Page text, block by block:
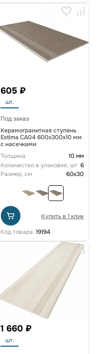
605 ₽
шт.
Под заказ
Керамогранитная ступень
Estima CA04 600x300x10 мм
с насечками
Толщина
10 мм
Количество в упаковке, шт 6
Размер, см
60x30
Купить в 1 клик
Код товара: 19194
1 660 ₽
шт.